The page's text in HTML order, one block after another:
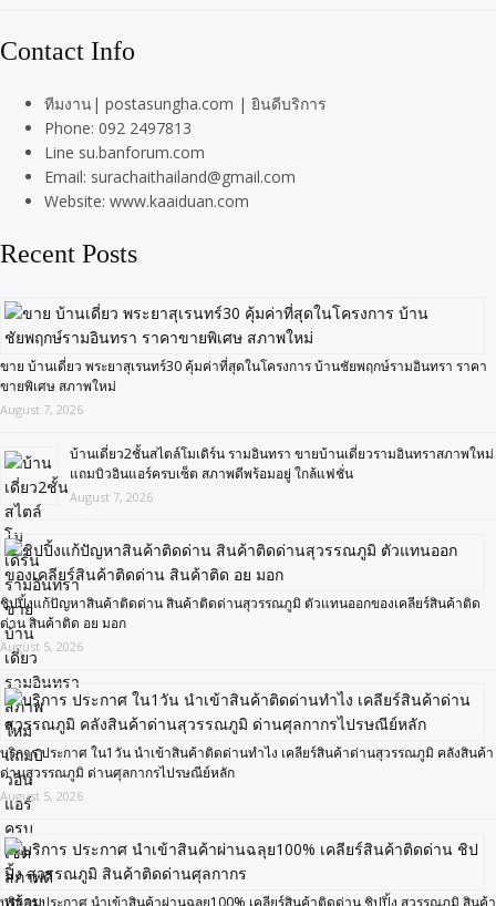
Contact Info
ทีมงาน| postasungha.com | ยินดีบริการ
Phone: 092 2497813
Line su.banforum.com
Email: surachaithailand@gmail.com
Website: www.kaaiduan.com
Recent Posts
ขาย บ้านเดี่ยว พระยาสุเรนทร์30 คุ้มค่าที่สุดในโครงการ บ้านชัยพฤกษ์รามอินทรา ราคา
ขายพิเศษ สภาพใหม่
August 7, 2026
บ้านเดี่ยว2ชั้นสไตล์โมเดิร์น รามอินทรา ขายบ้านเดี่ยวรามอินทราสภาพใหม่
แถมบิวอินแอร์ครบเซ็ต สภาพดีพร้อมอยู่ ใกล้แฟชั่น
August 7, 2026
ชิปปิ้งแก้ปัญหาสินค้าติดด่าน สินค้าติดด่านสุวรรณภูมิ ตัวแทนออกของเคลียร์สินค้าติด
ด่าน สินค้าติด อย มอก
August 5, 2026
บริการ ประกาศ ใน1วัน นำเข้าสินค้าติดด่านทำไง เคลียร์สินค้าด่านสุวรรณภูมิ คลังสินค้า
ด่านสุวรรณภูมิ ด่านศุลกากรไปรษณีย์หลัก
August 5, 2026
บริการ ประกาศ นำเข้าสินค้าผ่านฉลุย100% เคลียร์สินค้าติดด่าน ชิปปิ้ง สุวรรณภูมิ สินค้า